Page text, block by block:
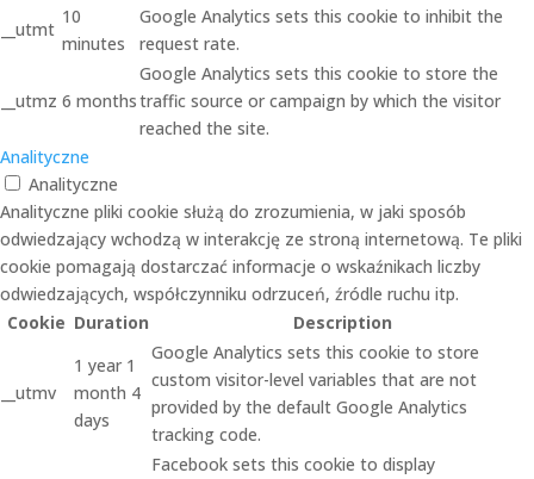
__utmt
10
minutes
Google Analytics sets this cookie to inhibit the
request rate.
__utmz 6 months
Google Analytics sets this cookie to store the
traffic source or campaign by which the visitor
reached the site.
Analityczne
Analityczne
Analityczne pliki cookie służą do zrozumienia, w jaki sposób
odwiedzający wchodzą w interakcję ze stroną internetową. Te pliki
cookie pomagają dostarczać informacje o wskaźnikach liczby
odwiedzających, współczynniku odrzuceń, źródle ruchu itp.
Cookie Duration Description
__utmv
1 year 1
month 4
days
Google Analytics sets this cookie to store
custom visitor-level variables that are not
provided by the default Google Analytics
tracking code.
Facebook sets this cookie to display